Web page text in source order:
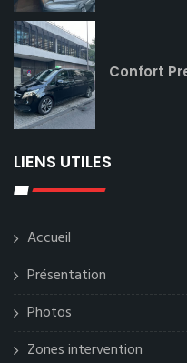
Confort
LIENS UTILES
Accueil
Présentation
Photos
Zones intervention